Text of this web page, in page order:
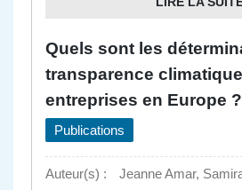
Quels sont les
transparence
entreprises en Europe ?
Publications
Auteur(s) :
Jeanne Amar,